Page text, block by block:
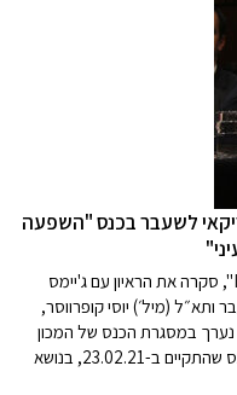
לשעבר בכנס "השפעה
כתבה אשר פורסמה באתר "Israel Defense", סקרה את הראיון עם ג'יימס
(מיל׳) יוסי קופרווסר,
נערך במסגרת הכנס של המכון
לחקר המתודולוגיה של המודיעין וישראל דיפנס שהתקיים ב-23.02.21, בנושא